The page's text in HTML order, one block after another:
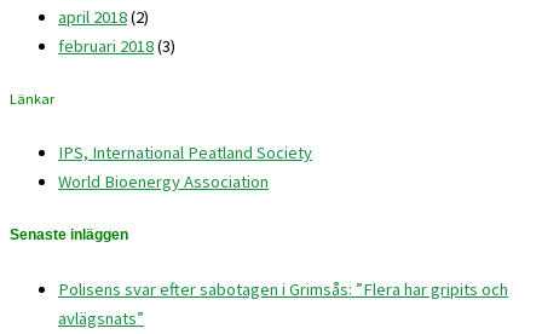
april 2018(2)
februari 2018(3)
Länkar
IPS, International Peatland Society
World Bioenergy Association
Senaste inläggen
Polisens svar efter sabotagen i Grimsås: ”Flera har gripits och
avlägsnats”